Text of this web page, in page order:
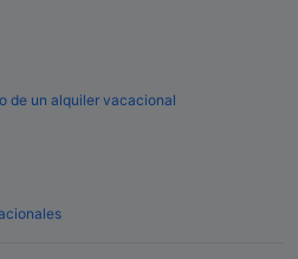
de un alquiler vacacional